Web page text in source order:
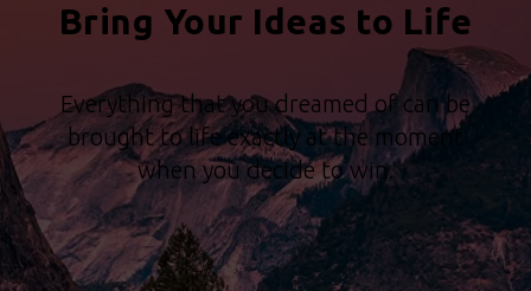
Bring Your Ideas to Life
Everything that you dreamed of can be
brought to life exactly at the moment
when you decide to win.